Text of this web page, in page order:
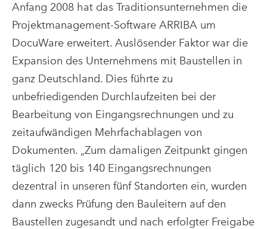
Anfang 2008 hat das Traditionsunternehmen die
Projektmanagement-Software ARRIBA um
DocuWare erweitert. Auslösender Faktor war die
Expansion des Unternehmens mit Baustellen in
ganz Deutschland. Dies führte zu
unbefriedigenden Durchlaufzeiten bei der
Bearbeitung von Eingangsrechnungen und zu
zeitaufwändigen Mehrfachablagen von
Dokumenten. „Zum damaligen Zeitpunkt gingen
täglich 120 bis 140 Eingangsrechnungen
dezentral in unseren fünf Standorten ein, wurden
dann zwecks Prüfung den Bauleitern auf den
Baustellen zugesandt und nach erfolgter Freigabe